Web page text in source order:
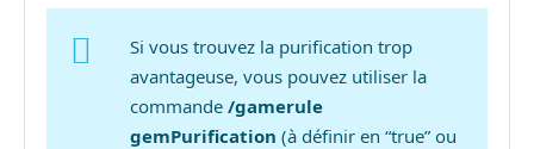
Si vous trouvez la purification trop
avantageuse, vous pouvez utiliser la
commande /gamerule
gemPurification (à définir en “true” ou